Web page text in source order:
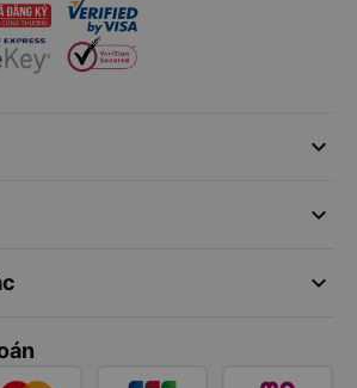
keyboard_arrow_down
keyboard_arrow_down
keyboard_arrow_down